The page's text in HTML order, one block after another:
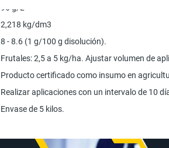
96 g/L
2,218 kg/dm3
8 - 8.6 (1 g/100 g disolución).
Frutales: 2,5 a 5 kg/ha. Ajustar volumen de
Producto certificado como insumo en
Realizar aplicaciones con un intervalo de 10
Envase de 5 kilos.